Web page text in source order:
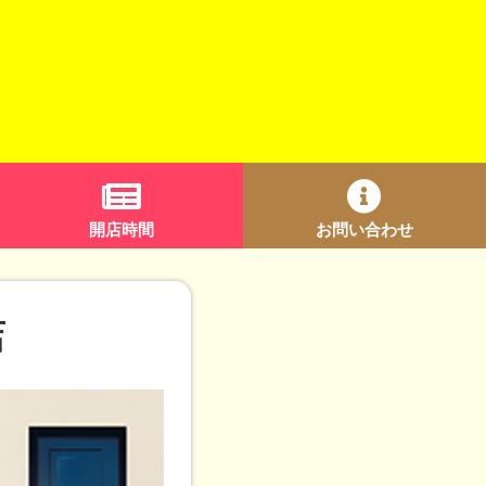
開店時間 お問い合わせ